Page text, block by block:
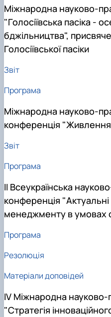
Міжнародна науково-
"Голосіївська пасіка -
бджільництва",
Голосіївської пасіки
Звіт
Програма
Міжнародна науково-
конференція
Звіт
Програма
ІІ Всеукраїнська
конференція "Актуальні
менеджменту в умовах
Програма
Резолюція
Матеріали доповідей
IV Міжнародна
"Стратегія